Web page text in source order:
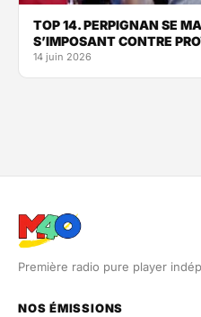
TOP 14. PERPIGNAN SE
S’IMPOSANT CONTRE
14 juin 2026
Première radio pure player
NOS ÉMISSIONS